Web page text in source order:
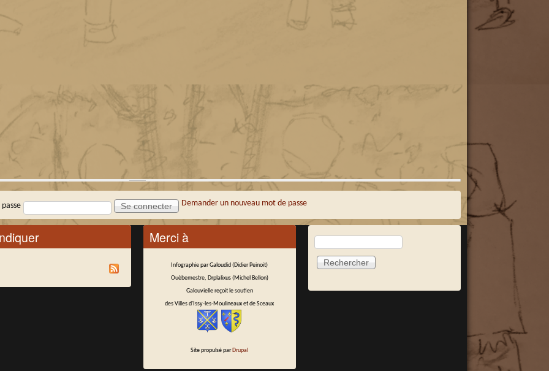
Demander un nouveau mot de passe
Merci à
Infographie par Galoudid (Didier Peinoit)
Ouèbemestre, Drplalixus (Michel Bellon)
Galouvielle reçoit le soutien
des Villes d'Issy-les-Moulineaux et de Sceaux
Site propulsé parDrupal
Formulaire de recherche
Rechercher